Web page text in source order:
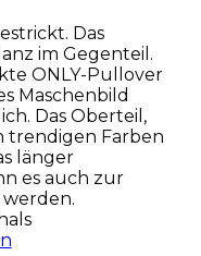
Das
im Gegenteil.
ONLY-Pullover
Maschenbild
Das Oberteil,
trendigen Farben
länger
es auch zur